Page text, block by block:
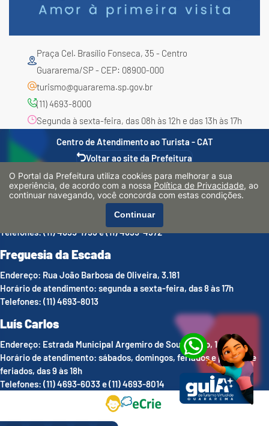
Praça Cel. Brasílio Fonseca, 35 - Centro
Guararema/SP - CEP: 08900-000
turismo@guararema.sp.gov.br
(11) 4693-8000
Segunda à sexta-feira, das 08h às 12h e das 13h às 17h
Centro de Atendimento ao Turista - CAT
Voltar ao site da Prefeitura
Centro
Endereço: Praça Coronel Brasílio Fonseca, 54
Horário de atendimento: segunda a sábado, das 8 às 17h
Telefones: (11) 4695-1793 e (11) 4695-4972
Freguesia da Escada
Endereço: Rua João Barbosa de Oliveira, 3.181
Horário de atendimento: segunda a sexta-feira, das 8 às 17h
Telefones: (11) 4693-8013
Luís Carlos
Endereço: Estrada Municipal Argemiro de Souza Melo, 1.536
Horário de atendimento: sábados, domingos, feriados e pontes de
feriados, das 9 às 18h
Telefones: (11) 4693-6033 e (11) 4693-8014
O Portal da Prefeitura utiliza cookies para melhorar a sua
experiência, de acordo com a nossa Política de Privacidade, ao
continuar navegando, você concorda com estas condições.
Continuar